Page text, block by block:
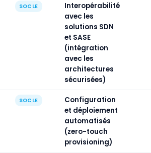
SOCLE
Interopérabilité
avec les
solutions SDN
et SASE
(intégration
avec les
architectures
sécurisées)
SOCLE
Configuration
et déploiement
automatisés
(zero-touch
provisioning)